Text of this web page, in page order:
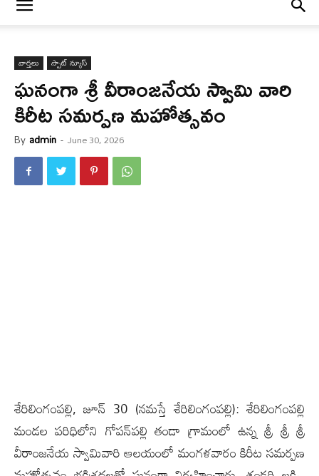
వార్త‌లు స్పాట్ న్యూస్
ఘ‌నంగా శ్రీ వీరాంజనేయ స్వామి వారి
కిరీట సమర్పణ మహోత్సవం
By admin - June 30, 2026
శేరిలింగంప‌ల్లి, జూన్ 30 (న‌మ‌స్తే శేరిలింగంప‌ల్లి): శేరిలింగంపల్లి
మండల పరిధిలోని గోపన్‌పల్లి తండా గ్రామంలో ఉన్న శ్రీ శ్రీ శ్రీ
వీరాంజనేయ స్వామివారి ఆలయంలో మంగళవారం కిరీట సమర్పణ